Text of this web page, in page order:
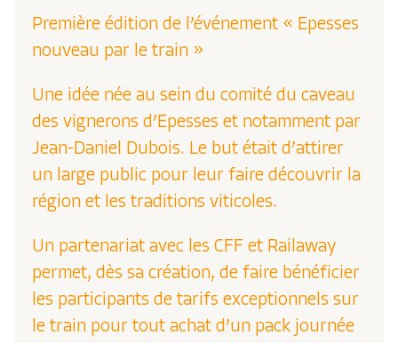
Première édition de l’événement « Epesses
nouveau par le train »
Une idée née au sein du comité du caveau
des vignerons d’Epesses et notamment par
Jean-Daniel Dubois. Le but était d’attirer
un large public pour leur faire découvrir la
région et les traditions viticoles.
Un partenariat avec les CFF et Railaway
permet, dès sa création, de faire bénéficier
les participants de tarifs exceptionnels sur
le train pour tout achat d’un pack journée